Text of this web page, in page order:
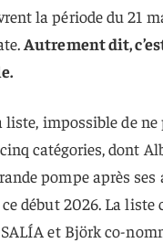
la période du 21
Autrement dit,
impossible de ne
catégories, dont
pompe après
début 2026. La
et Björk co-